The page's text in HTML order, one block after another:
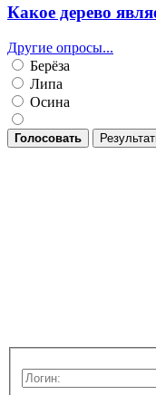
Какое дерево
Другие опросы...
Берёза
Липа
Осина
Голосовать